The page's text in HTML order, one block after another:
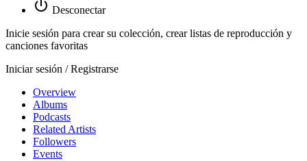
Desconectar
Inicie sesión para crear su colección, crear listas de reproducción y
canciones favoritas
Iniciar sesión / Registrarse
Overview
Albums
Podcasts
Related Artists
Followers
Events